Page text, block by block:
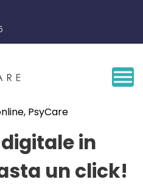
, PsyCare
in
un click!